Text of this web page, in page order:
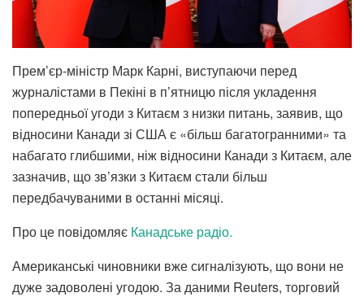
Прем’єр-міністр Марк Карні, виступаючи перед
журналістами в Пекіні в п’ятницю після укладення
попередньої угоди з Китаєм з низки питань, заявив, що
відносини Канади зі США є «більш багатогранними» та
набагато глибшими, ніж відносини Канади з Китаєм, але
зазначив, що зв’язки з Китаєм стали більш
передбачуваними в останні місяці.
Про це повідомляє Канадське радіо.
Американські чиновники вже сигналізують, що вони не
дуже задоволені угодою. За даними Reuters, торговий